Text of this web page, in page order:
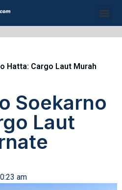
Hatta: Cargo Laut Murah
Soekarno
Laut
am